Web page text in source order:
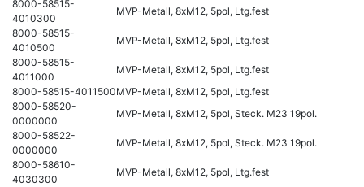
8000-58515-
4010300
MVP-Metall, 8xM12, 5pol, Ltg.fest
8000-58515-
4010500
MVP-Metall, 8xM12, 5pol, Ltg.fest
8000-58515-
4011000
MVP-Metall, 8xM12, 5pol, Ltg.fest
8000-58515-4011500MVP-Metall, 8xM12, 5pol, Ltg.fest
8000-58520-
0000000
MVP-Metall, 8xM12, 5pol, Steck. M23 19pol.
8000-58522-
0000000
MVP-Metall, 8xM12, 5pol, Steck. M23 19pol.
8000-58610-
4030300
MVP-Metall, 8xM12, 5pol, Ltg.fest